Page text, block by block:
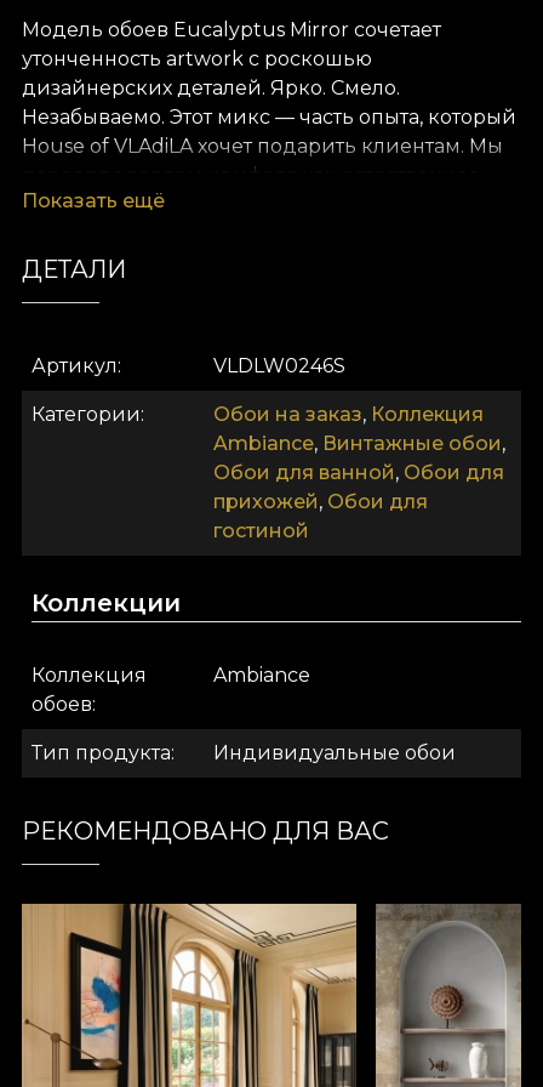
Модель обоев Eucalyptus Mirror сочетает
утонченность artwork с роскошью
дизайнерских деталей. Ярко. Смело.
Незабываемо. Этот микс — часть опыта, который
House of VLAdiLA хочет подарить клиентам. Мы
переопределяем комфорт как естественное
состояние. Мы даём его в виде уникальных
дизайнерами.
материал, очень прочный и долговечный. Мы
предлагаем три разные текстуры, чтобы вы
могли выбрать ощущение, которое принесёте
домой. Текстура Smooth — матовая, гладкая и
приятная на ощупь. Canvas имеет фактуру,
создающую эффект увеличенной картины.
Наконец, Linen — благородный материал,
напоминающую плотный лен.
.
Colectia Ambiance
Вдохновлённые желанием создать фон, полный
умиротворения для повседневной жизни,
Показать ещё
ДЕТАЛИ
Артикул VLDLW0246S
Категории Обои на заказ, Коллекция
Ambiance, Винтажные обои,
Обои для ванной, Обои для
прихожей, Обои для
гостиной
Коллекции
Коллекция
обоев
Ambiance
Тип продукта Индивидуальные обои
РЕКОМЕНДОВАНО ДЛЯ ВАС